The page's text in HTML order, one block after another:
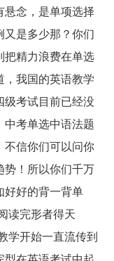
念，是单项选择
是多少那？你们
把精力浪费在单选
我国的英语教学
级考试目前已经没
考单选中语法题
不信你们可以问你
势！所以你们千万
好好的背一背单
读完形者得天
学开始一直流传到